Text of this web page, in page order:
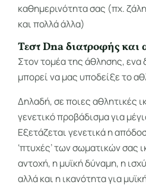
καθημερινότητα σας (πχ.
και πολλά άλλα)
Τεστ Dna διατροφής και
Στον τομέα της άθλησης, ενα
μπορεί να μας υποδείξε το
Δηλαδή, σε ποιες αθλητικές
γενετικό προβάδισμα για
Εξετάζεται γενετικά η
‘πτυχές’ των σωματικών σας
αντοχή, η μυϊκή δύναμη, η
αλλά και η ικανότητα για